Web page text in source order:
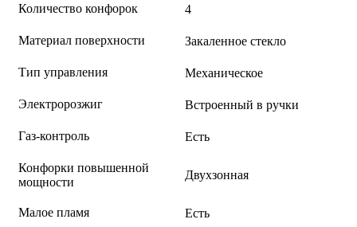
Количество конфорок 4
Материал поверхности Закаленное стекло
Тип управления Механическое
Электророзжиг Встроенный в ручки
Газ-контроль Есть
Конфорки повышенной
мощности
Двухзонная
Малое пламя Есть